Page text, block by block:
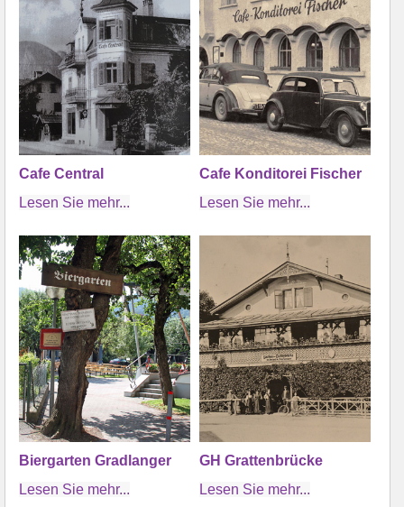
Cafe Central
Lesen Sie mehr...
Cafe Konditorei Fischer
Lesen Sie mehr...
Biergarten Gradlanger
Lesen Sie mehr...
GH Grattenbrücke
Lesen Sie mehr...